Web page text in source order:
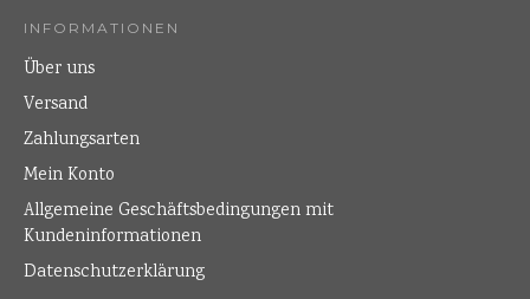
INFORMATIONEN
Über uns
Versand
Zahlungsarten
Mein Konto
Allgemeine Geschäftsbedingungen mit
Kundeninformationen
Datenschutzerklärung